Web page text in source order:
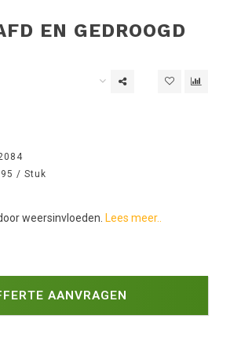
EN GEDROOGD
/ Stuk
weersinvloeden. Lees meer..
AANVRAGEN